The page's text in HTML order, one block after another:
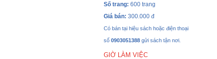
Số trang: 600 trang
Giá bán: 300.000 đ
Có bán tại hiệu sách hoặc điện thoại
số 0903051388 gửi sách tận nơi.
GIỜ LÀM VIỆC